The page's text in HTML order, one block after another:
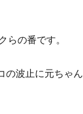
の番です。
の波止に元ちゃん